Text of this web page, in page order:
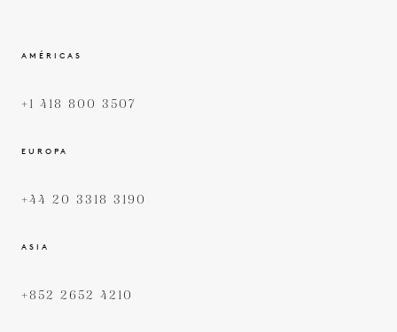
AMÉRICAS
+1 418 800 3507
EUROPA
+44 20 3318 3190
ASIA
+852 2652 4210